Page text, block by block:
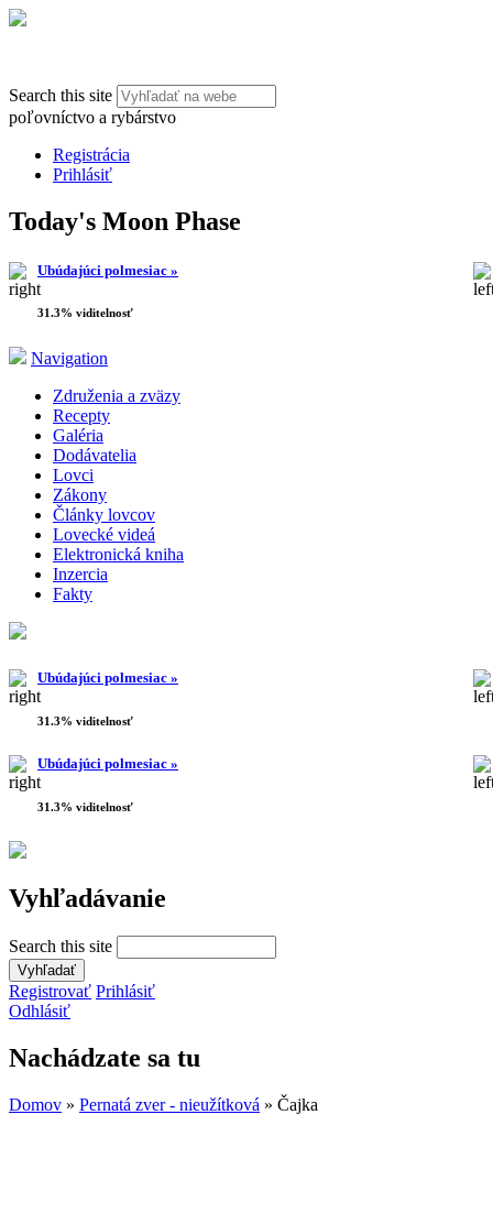
Search this site
poľovníctvo a rybárstvo
Registrácia
Prihlásiť
Today's Moon Phase
Ubúdajúci polmesiac »
31.3% viditelnosť
Navigation
Združenia a zväzy
Recepty
Galéria
Dodávatelia
Lovci
Zákony
Články lovcov
Lovecké videá
Elektronická kniha
Inzercia
Fakty
Ubúdajúci polmesiac »
31.3% viditelnosť
Ubúdajúci polmesiac »
31.3% viditelnosť
Vyhľadávanie
Search this site
Registrovať Prihlásiť
Odhlásiť
Nachádzate sa tu
Domov » Pernatá zver - nieužítková » Čajka